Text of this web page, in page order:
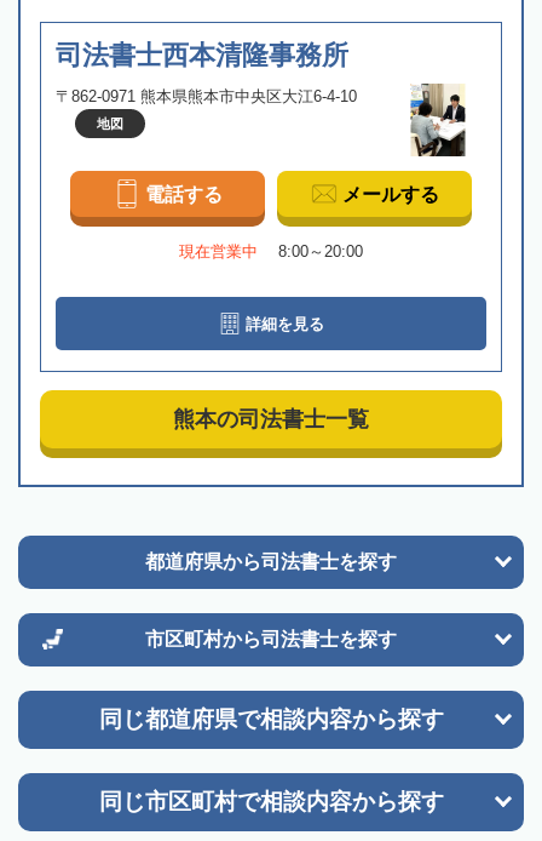
司法書士西本清隆事務所
〒862-0971 熊本県熊本市中央区大江6-4-10
地図
電話する メールする
現在営業中 8:00～20:00
詳細を見る
熊本の司法書士一覧
都道府県から司法書士を探す
市区町村から司法書士を探す
同じ都道府県で相談内容から探す
同じ市区町村で相談内容から探す